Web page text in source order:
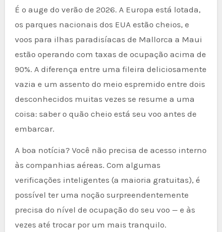
É o auge do verão de 2026. A Europa está lotada,
os parques nacionais dos EUA estão cheios, e
voos para ilhas paradisíacas de Mallorca a Maui
estão operando com taxas de ocupação acima de
90%. A diferença entre uma fileira deliciosamente
vazia e um assento do meio espremido entre dois
desconhecidos muitas vezes se resume a uma
coisa: saber o quão cheio está seu voo antes de
embarcar.
A boa notícia? Você não precisa de acesso interno
às companhias aéreas. Com algumas
verificações inteligentes (a maioria gratuitas), é
possível ter uma noção surpreendentemente
precisa do nível de ocupação do seu voo — e às
vezes até trocar por um mais tranquilo.